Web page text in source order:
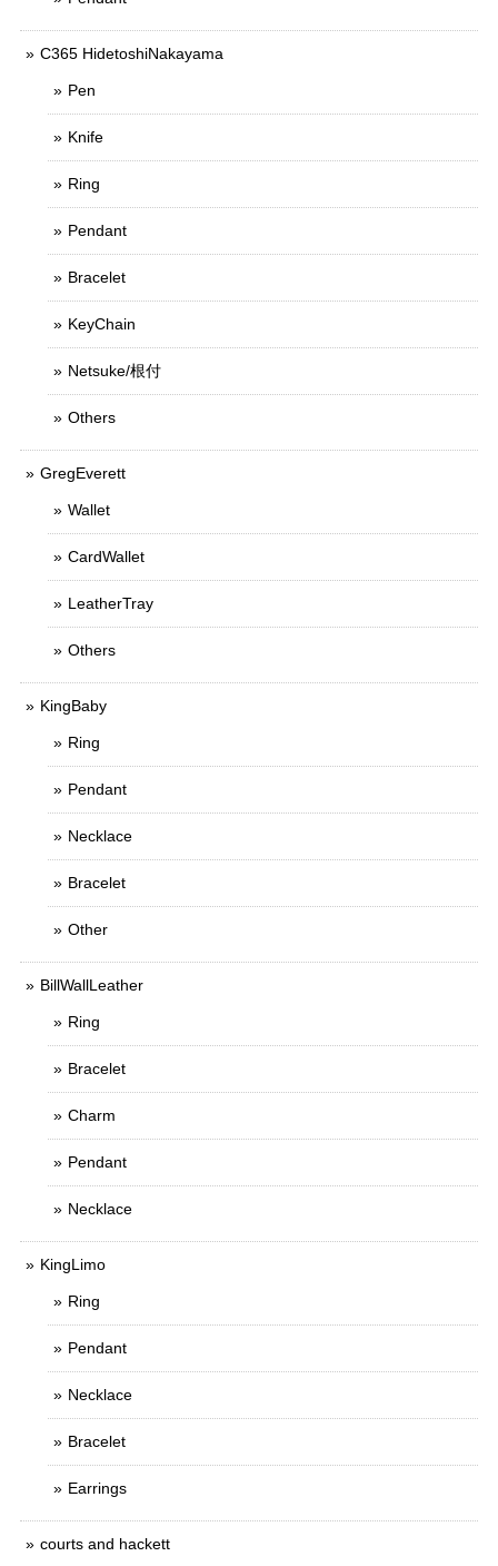
C365 HidetoshiNakayama
Pen
Knife
Ring
Pendant
Bracelet
KeyChain
Netsuke/根付
Others
GregEverett
Wallet
CardWallet
LeatherTray
Others
KingBaby
Ring
Pendant
Necklace
Bracelet
Other
BillWallLeather
Ring
Bracelet
Charm
Pendant
Necklace
KingLimo
Ring
Pendant
Necklace
Bracelet
Earrings
courts and hackett